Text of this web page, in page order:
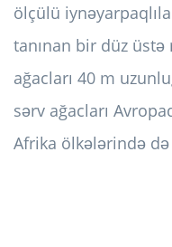
ölçülü
tanınan bir düz
ağacları 40 m
sərv ağacları
Afrika ölkələrində